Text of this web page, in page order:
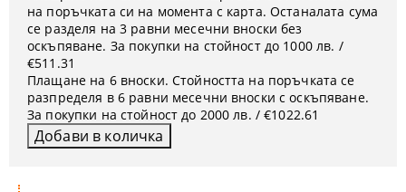
на поръчката си на момента с карта. Останалата сума
се разделя на 3 равни месечни вноски без
оскъпяване. За покупки на стойност до 1000 лв. /
€511.31
Плащане на 6 вноски. Стойността на поръчката се
разпределя в 6 равни месечни вноски с оскъпяване.
За покупки на стойност до 2000 лв. / €1022.61